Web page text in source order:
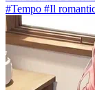
#Tempo #Il